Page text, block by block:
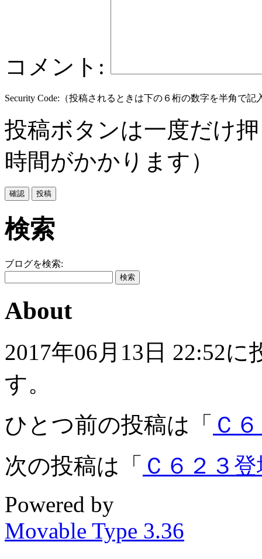
コメント:
Security Code:（投稿されるときは下の６桁の数字を半角で記
投稿ボタンは一度だけ
時間がかかります）
検索
ブログを検索:
About
2017年06月13日 22:52
す。
ひとつ前の投稿は「 Ｃ
次の投稿は「 Ｃ６２３
Powered by
Movable Type 3.36